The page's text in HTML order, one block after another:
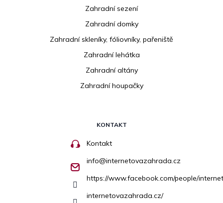
Zahradní sezení
Zahradní domky
Zahradní skleníky, fóliovníky, pařeniště
Zahradní lehátka
Zahradní altány
Zahradní houpačky
KONTAKT
Kontakt
info@internetovazahrada.cz
https://www.facebook.com/people/
internetovazahrada.cz/